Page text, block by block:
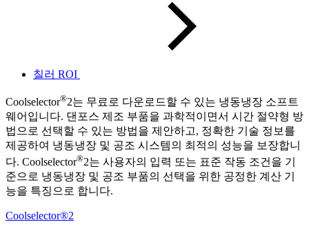
칠러 ROI
Coolselector®2는 무료로 다운로드할 수 있는 냉동냉장 소프트
웨어입니다. 댄포스 제조 부품을 과학적이면서 시간 절약형 방
법으로 선택할 수 있는 방법을 제안하고, 정확한 기술 정보를
제공하여 냉동냉장 및 공조 시스템의 최적의 성능을 보장합니
다. Coolselector®2는 사용자의 입력 또는 표준 작동 조건을 기
준으로 냉동냉장 및 공조 부품의 선택을 위한 공정한 계산 기
능을 특징으로 합니다.
Coolselector®2